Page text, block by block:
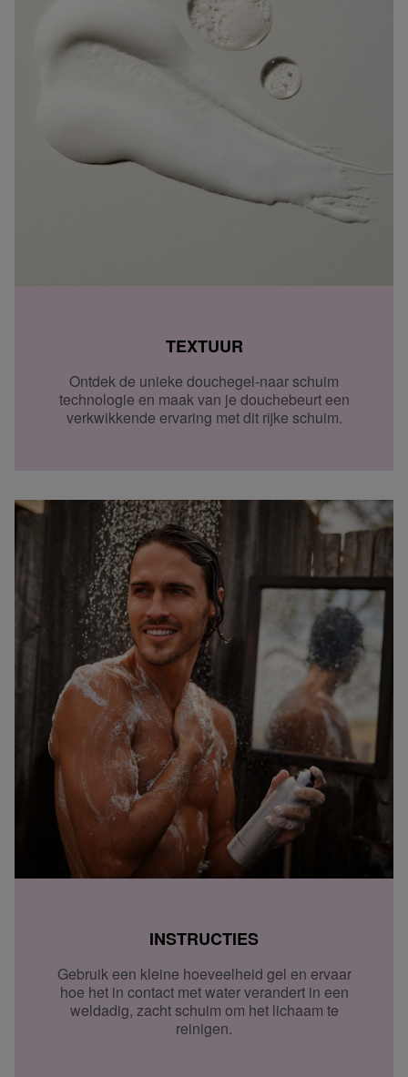
TEXTUUR
Ontdek de unieke douchegel-naar schuim
technologie en maak van je douchebeurt een
verkwikkende ervaring met dit rijke schuim.
INSTRUCTIES
Gebruik een kleine hoeveelheid gel en ervaar
hoe het in contact met water verandert in een
weldadig, zacht schuim om het lichaam te
reinigen.